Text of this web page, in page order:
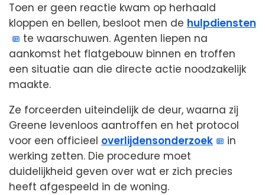
Toen er geen reactie kwam op herhaald
kloppen en bellen, besloot men de hulpdiensten
te waarschuwen. Agenten liepen na
aankomst het flatgebouw binnen en troffen
een situatie aan die directe actie noodzakelijk
maakte.
Ze forceerden uiteindelijk de deur, waarna zij
Greene levenloos aantroffen en het protocol
voor een officieel overlijdensonderzoek
in
werking zetten. Die procedure moet
duidelijkheid geven over wat er zich precies
heeft afgespeeld in de woning.